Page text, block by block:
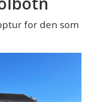
for den som